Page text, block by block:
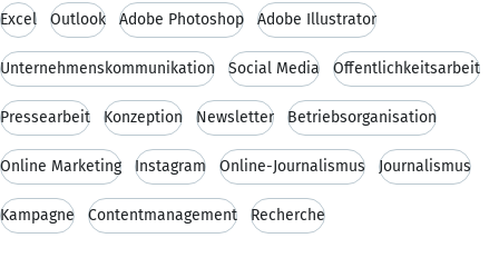
Excel Outlook Adobe Photoshop Adobe Illustrator
Unternehmenskommunikation Social Media Öffentlichkeitsarbeit
Pressearbeit Konzeption Newsletter Betriebsorganisation
Online Marketing Instagram Online-Journalismus Journalismus
Kampagne Contentmanagement Recherche